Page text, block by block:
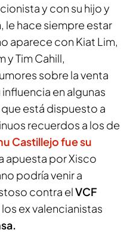
y con su hijo y
le hace siempre estar
aparece con Kiat Lim,
y Tim Cahill,
sobre la venta
en algunas
está dispuesto a
recuerdos a los de
Castillejofue su
apuesta por Xisco
podría venir a
contra elVCF
ex valencianistas